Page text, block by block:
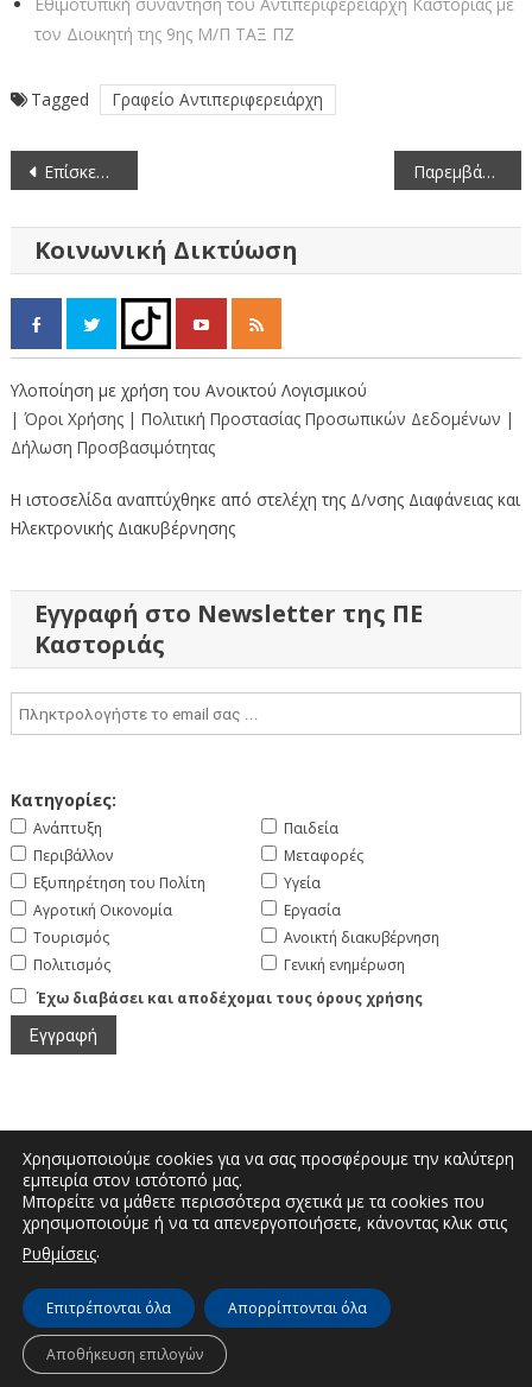
Εθιμοτυπική συνάντηση του Αντιπεριφερειάρχη Καστοριάς με
τον Διοικητή της 9ης Μ/Π ΤΑΞ ΠΖ
Tagged Γραφείο Αντιπεριφερειάρχη
Πλοήγηση
Επίσκεψη της Αντιπεριφερειάρχη Καστοριάς Δ. Κοζατσάνη & του Θ. Αντιπεριφερειάρχη Θ. Μάνου σε Μελάνθιο, Λάγκα, Βράχο. Παρεμβάσεις από το ανθρώπινο δυναμικό και τα μηχανήματα, του Τμήματος Μηχανολογικού Εξοπλισμού, της Π.Ε. Καστοριάς.
Κοινωνική Δικτύωση
Υλοποίηση με χρήση του Ανοικτού Λογισμικού
| Όροι Χρήσης | Πολιτική Προστασίας Προσωπικών Δεδομένων |
Δήλωση Προσβασιμότητας
Η ιστοσελίδα αναπτύχθηκε από στελέχη της Δ/νσης Διαφάνειας και
Ηλεκτρονικής Διακυβέρνησης
Εγγραφή στο Newsletter της ΠΕ
Καστοριάς
Κατηγορίες:
Ανάπτυξη
Περιβάλλον
Εξυπηρέτηση του Πολίτη
Αγροτική Οικονομία
Τουρισμός
Πολιτισμός
Παιδεία
Μεταφορές
Υγεία
Εργασία
Ανοικτή διακυβέρνηση
Γενική ενημέρωση
Έχω διαβάσει και αποδέχομαι τους όρους χρήσης
Μεγάλου Αλεξάνδρου και Διοικητηρίου |
Τηλέφωνο: 2467350200 | Email:
© Διεύθυνση Διαφάνειας & Ηλεκτρονικής Διακυβέρνησης | Περιφερειακή
Ενότητα Καστοριάς | 2026
Χρησιμοποιούμε cookies για να σας προσφέρουμε την καλύτερη
εμπειρία στον ιστότοπό μας.
Μπορείτε να μάθετε περισσότερα σχετικά με τα cookies που
χρησιμοποιούμε ή να τα απενεργοποιήσετε, κάνοντας κλικ στις
Ρυθμίσεις.
Επιτρέπονται όλα Απορρίπτονται όλα
Αποθήκευση επιλογών